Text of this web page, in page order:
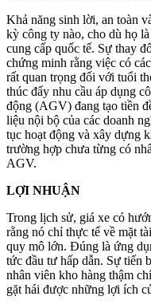
Khả năng sinh lời, an toàn
kỳ công ty nào, cho dù họ
cung cấp quốc tế. Sự thay
chứng minh rằng việc có
rất quan trọng đối với tuổi
thúc đẩy nhu cầu áp dụng
động (AGV) đang tạo tiền
liệu nội bộ của các doanh
tục hoạt động và xây dựng
trường hợp chưa từng có
AGV.
LỢI NHUẬN
Trong lịch sử, giá xe có
rằng nó chỉ thực tế về mặt
quy mô lớn. Đúng là ứng
tức đầu tư hấp dẫn. Sự tiến
nhân viên kho hàng thậm
gặt hái được những lợi ích